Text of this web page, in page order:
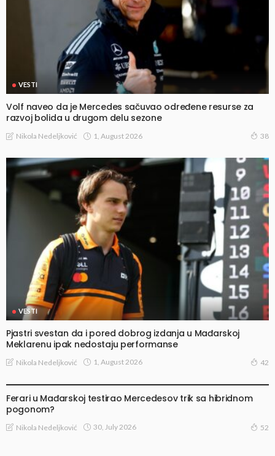
VESTI
Volf naveo da je Mercedes sačuvao određene resurse za
razvoj bolida u drugom delu sezone
Nikola Nedeljković 1, August 2026 38
VESTI
Pjastri svestan da i pored dobrog izdanja u Mađarskoj
Meklarenu ipak nedostaju performanse
Nikola Nedeljković 1, August 2026 42
Ferari u Mađarskoj testirao Mercedesov trik sa hibridnom
pogonom?
Nikola Nedeljković 30, July 2026 52